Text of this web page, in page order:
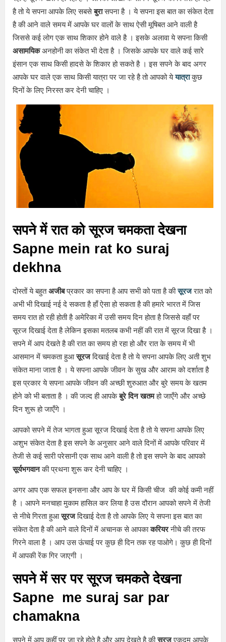
है तो ये सपना आपके लिए सबसेबुरासपना है । ये सपना इस बात का संकेत देता
है की आने वाले समय में आपके घर वालों के साथ ऐसी मूषिबत आने वाली है
जिससे कई लोग एक साथ शिकार होने वाले है । इसके अलावा ये सपना किसी
असामयिकअनहोनी का संकेत भी देता है । जिसके आपके घर वाले कई सारे
इंसान एक साथ किसी हादसे के शिकार हो सकते है । इस सपने के बाद अगर
आपके घर वाले एक साथ किसी यात्रा पर जा रहे है तो आपको येयात्राकुछ
दिनों के लिए निरस्त कर देनी चाहिए ।
सपने में रात को सूरज चमकता देखना
Sapne mein rat ko suraj
dekhna
दोस्तों ये बहुतअजीबप्रकार का सपना है आप सभी को पता है कीसूरजरात को
अभी भी दिखाई नई दे सकता है हाँ ऐसा हो सकता है की हमारे भारत में जिस
समय रात हो रही होती है अमेरिका में उसी समय दिन होता है जिससे वहाँ पर
सूरज दिखाई देता है लेकिन इसका मतलब कभी नहीं की रात में सूरज दिखा है ।
सपने में आप देखते है की रात का समय हो रहा हो और रात के समय में भी
आसमान में चमकता हुआसूरजदिखाई देता है तो ये सपना आपके लिए अती शुभ
संकेत माना जाता है । ये सपना आपके जीवन के सुख और आराम को दर्शाता है
इस प्रकार ये सपना आपके जीवन की अच्छी शुरुआत और बुरे समय के खतम
होने को भी बताता है । की जल्द ही आपकेबुरे दिन खतमहो जाएँगे और अच्छे
दिन शुरू हो जाएँगे ।
आपको सपने में तेज भागता हुआ सूरज दिखाई देता है तो ये सपना आपके लिए
अशुभ संकेत देता है इस सपने के अनुसार आने वाले दिनों में आपके परिवार में
तेजी से कई सारी परेसानी एक साथ आने वाली है तो इस सपने के बाद आपको
सूर्यभगवानकी प्रथना शुरू कर देनी चाहिए ।
अगर आप एक सफल इनसना और आप के घर में किसी चीज की कोई कमी नहीं
है । आपने मनचाहा मुकाम हासिल कर लिया है उस दौरान आपको सपने में तेजी
से नीचे गिरता हुआसूरजदिखाई देता है तो आपके लिए ये सपना इस बात का
संकेत देता है की आने वाले दिनों में अचानक से आपकाकरियरनीचे की तरफ
गिरने वाला है । आप उस ऊंचाई पर कुछ ही दिन तक रह पाओगे। कुछ ही दिनों
में आपकी रेंक गिर जाएगी ।
सपने में सर पर सूरज चमकते देखना
Sapne me suraj sar par
chamakna
सपने में आप कहीं पर जा रहे होते है और आप देखते है कीसूरजएकदम आपके